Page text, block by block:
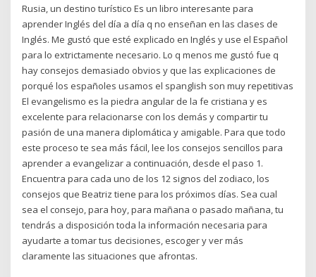
Rusia, un destino turístico Es un libro interesante para
aprender Inglés del día a día q no enseñan en las clases de
Inglés. Me gustó que esté explicado en Inglés y use el Español
para lo extrictamente necesario. Lo q menos me gustó fue q
hay consejos demasiado obvios y que las explicaciones de
porqué los españoles usamos el spanglish son muy repetitivas
El evangelismo es la piedra angular de la fe cristiana y es
excelente para relacionarse con los demás y compartir tu
pasión de una manera diplomática y amigable. Para que todo
este proceso te sea más fácil, lee los consejos sencillos para
aprender a evangelizar a continuación, desde el paso 1.
Encuentra para cada uno de los 12 signos del zodiaco, los
consejos que Beatriz tiene para los próximos días. Sea cual
sea el consejo, para hoy, para mañana o pasado mañana, tu
tendrás a disposición toda la información necesaria para
ayudarte a tomar tus decisiones, escoger y ver más
claramente las situaciones que afrontas.